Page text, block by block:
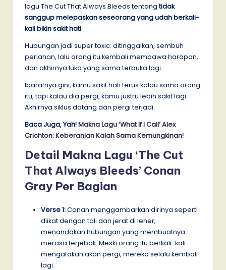
lagu The Cut That Always Bleeds tentangtidak
sanggup melepaskan seseorang yang udah berkali-
kali bikin sakit hati.
Hubungan jadi super toxic: ditinggalkan, sembuh
perlahan, lalu orang itu kembali membawa harapan,
dan akhirnya luka yang sama terbuka lagi.
Ibaratnya gini, kamu sakit hati terus kalau sama orang
itu, tapi kalau dia pergi, kamu justru lebih sakit lagi.
Akhirnya siklus datang dan pergi terjadi.
Baca Juga, Yah!Makna Lagu ‘What If I Call’ Alex
Crichton: Keberanian Kalah Sama Kemungkinan!
Detail Makna Lagu ‘The Cut
That Always Bleeds’ Conan
Gray Per Bagian
Verse 1:Conan menggambarkan dirinya seperti
diikat dengan tali dan jerat di leher,
menandakan hubungan yang membuatnya
merasa terjebak. Meski orang itu berkali-kali
mengatakan akan pergi, mereka selalu kembali
lagi.